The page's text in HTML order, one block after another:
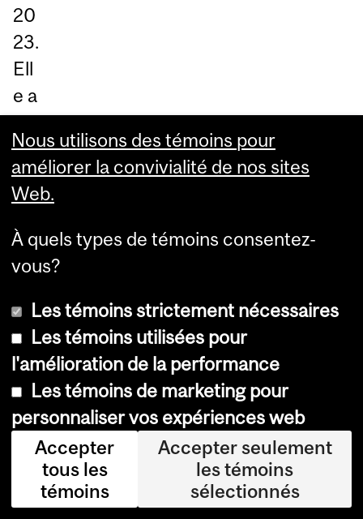
20
23.
Ell
e a
ét
é
ch
er
ch
inv
ité
e à
l'In
stit
Nous utilisons des témoins pour
améliorer la convivialité de nos sites
Web.
À quels types de témoins consentez-
vous?
Les témoins strictement nécessaires
Les témoins utilisées pour
l'amélioration de la performance
Les témoins de marketing pour
personnaliser vos expériences web
Accepter
tous les
témoins
Accepter seulement
les témoins
sélectionnés